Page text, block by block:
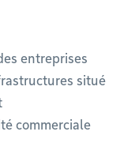
entreprises
situé
commerciale